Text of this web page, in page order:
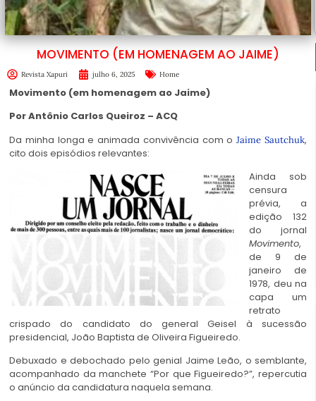
MOVIMENTO (EM HOMENAGEM AO JAIME)
Revista Xapuri julho 6, 2025 Home
Movimento (em homenagem ao Jaime)
Por Antônio Carlos Queiroz – ACQ
Da minha longa e animada convivência com oJaime Sautchuk,
cito dois episódios relevantes:
Ainda sob
censura
prévia, a
edição 132
do jornal
Movimento,
de 9 de
janeiro de
1978, deu na
capa um
retrato
crispado do candidato do general Geisel à sucessão
presidencial, João Baptista de Oliveira Figueiredo.
Debuxado e debochado pelo genial Jaime Leão, o semblante,
acompanhado da manchete “Por que Figueiredo?”, repercutia
o anúncio da candidatura naquela semana.